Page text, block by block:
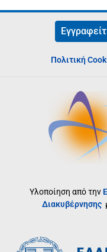
Πολιτική
Υλοποίηση από την
Διακυβέρνησης